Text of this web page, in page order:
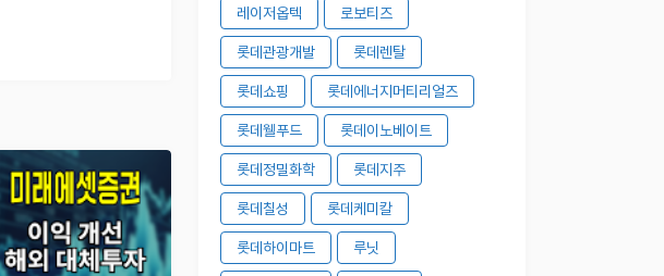
레이저옵텍 로보티즈
롯데관광개발 롯데렌탈
롯데쇼핑 롯데에너지머티리얼즈
롯데웰푸드 롯데이노베이트
롯데정밀화학 롯데지주
롯데칠성 롯데케미칼
롯데하이마트 루닛